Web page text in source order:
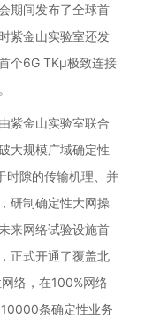
期间发布了全球首
紫金山实验室还发
个6G TKμ极致连接
紫金山实验室联合
大规模广域确定性
时隙的传输机理、并
研制确定性大网操
来网络试验设施首
正式开通了覆盖北
络，在100%网络
条确定性业务